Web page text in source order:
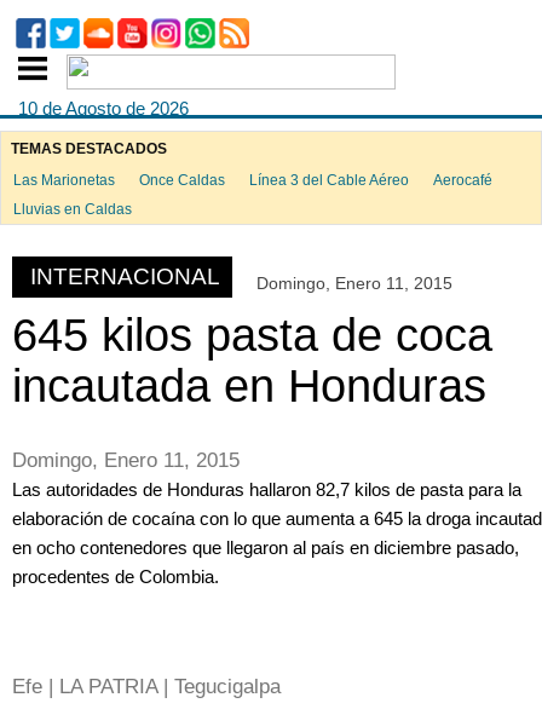
10 de Agosto de 2026
TEMAS DESTACADOS
Las Marionetas
Once Caldas Línea 3 del Cable Aéreo
Aerocafé
Lluvias en Caldas
INTERNACIONAL Domingo, Enero 11, 2015
645 kilos pasta de coca
incautada en Honduras
Domingo, Enero 11, 2015
Las autoridades de Honduras hallaron 82,7 kilos de pasta para la
elaboración de cocaína con lo que aumenta a 645 la droga
en ocho contenedores que llegaron al país en diciembre pasado,
procedentes de Colombia.
Efe | LA PATRIA | Tegucigalpa